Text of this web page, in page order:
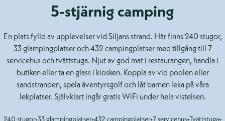
5-stjärnig camping
En plats fylld av upplevelser vid Siljans strand. Här finns 240 stugor,
33 glampingplatser och 432 campingplatser med tillgång till 7
servicehus och tvättstuga. Njut av god mat i restaurangen, handla i
butiken eller ta en glass i kiosken. Koppla av vid poolen eller
sandstranden, spela äventyrsgolf och låt barnen leka på våra
lekplatser. Självklart ingår gratis WiFi under hela vistelsen.
240 stugor•33 glampingplatser•432 campingplatser•7 servicehus•Tvättstuga•